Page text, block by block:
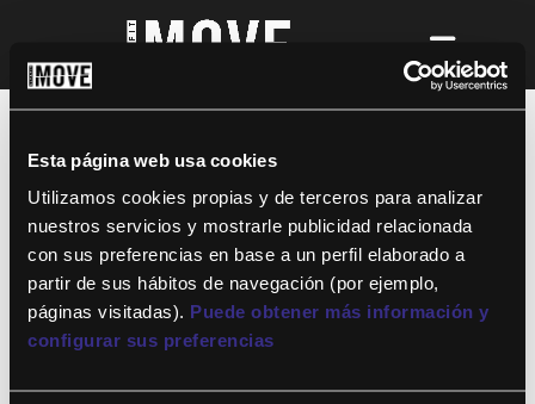
Esta página web usa cookies
Utilizamos cookies propias y de terceros para analizar
nuestros servicios y mostrarle publicidad relacionada
con sus preferencias en base a un perfil elaborado a
partir de sus hábitos de navegación (por ejemplo,
páginas visitadas). Puede obtener más información y
configurar sus preferencias
¡Para disfrutar de ALTAFIT MOVE tienes
así podrás acceder a todos nuestros
entrenamientos y clases online donde
quieras!